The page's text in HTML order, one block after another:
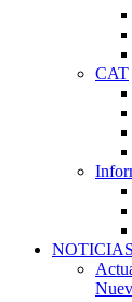
CAT
NOTICIAS